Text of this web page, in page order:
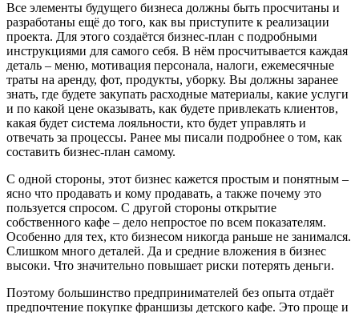
Все элементы будущего бизнеса должны быть просчитаны и
разработаны ещё до того, как вы приступите к реализации
проекта. Для этого создаётся бизнес-план с подробными
инструкциями для самого себя. В нём просчитывается каждая
деталь – меню, мотивация персонала, налоги, ежемесячные
траты на аренду, фот, продукты, уборку. Вы должны заранее
знать, где будете закупать расходные материалы, какие услуги
и по какой цене оказывать, как будете привлекать клиентов,
какая будет система лояльности, кто будет управлять и
отвечать за процессы. Ранее мы писали подробнее о том, как
составить бизнес-план самому.
С одной стороны, этот бизнес кажется простым и понятным –
ясно что продавать и кому продавать, а также почему это
пользуется спросом. С другой стороны открытие
собственного кафе – дело непростое по всем показателям.
Особенно для тех, кто бизнесом никогда раньше не занимался.
Слишком много деталей. Да и средние вложения в бизнес
высоки. Что значительно повышает риски потерять деньги.
Поэтому большинство предпринимателей без опыта отдаёт
предпочтение покупке франшизы детского кафе. Это проще и